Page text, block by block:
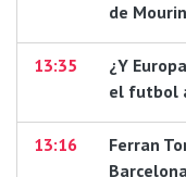
de
13:35
¿Y
el futbol
13:16
Ferran